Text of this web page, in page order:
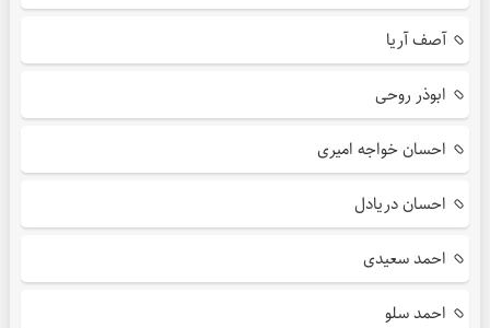
آصف آریا
ابوذر روحی
احسان خواجه امیری
احسان دریادل
احمد سعیدی
احمد سلو